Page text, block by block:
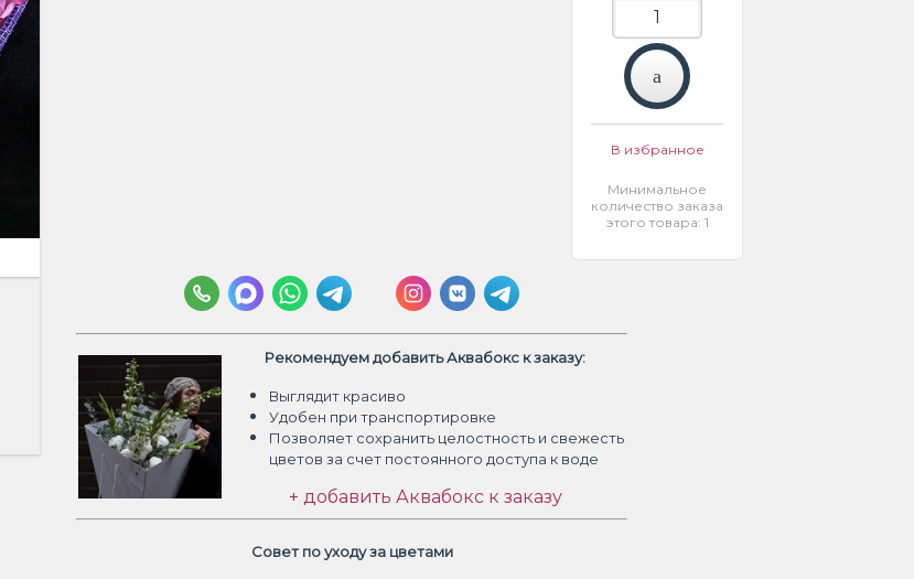
В избранное
Минимальное
количество заказа
этого товара: 1
Рекомендуем добавить Аквабокс к заказу:
Выглядит красиво
Удобен при транспортировке
Позволяет сохранить целостность и свежесть
цветов за счет постоянного доступа к воде
+ добавить Аквабокс к заказу
Совет по уходу за цветами